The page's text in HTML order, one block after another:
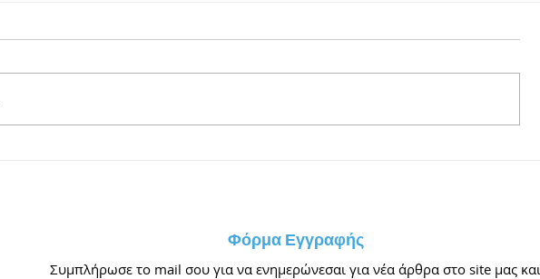
Συμπλήρωσε το mail σου για να ενημερώνεσαι για νέα άρθρα στο site μας και
Φόρμα Εγγραφής